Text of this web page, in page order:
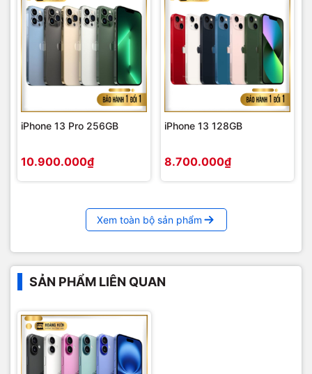
iPhone 13 Pro 256GB
10.900.000₫
iPhone 13 128GB
8.700.000₫
Xem toàn bộ sản phẩm
SẢN PHẨM LIÊN QUAN